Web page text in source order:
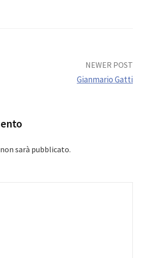
NEWER POST
Gianmario Gatti
sarà pubblicato.